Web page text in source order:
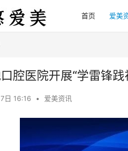
首页 爱美
腔医院开展“学雷锋
日 16:16 • 爱美资讯